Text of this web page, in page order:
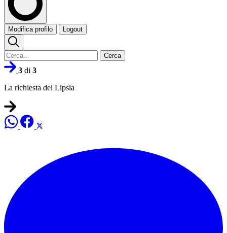
Modifica profilo Logout
Cerca
3 di 3
La richiesta del Lipsia